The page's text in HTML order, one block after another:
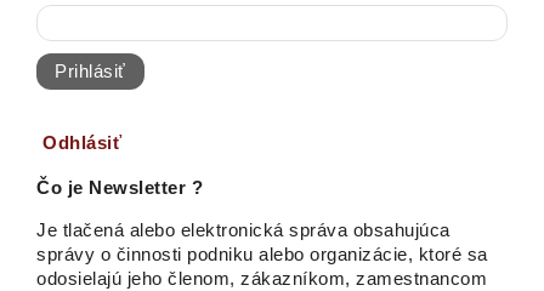
Prihlásiť
Odhlásiť
Čo je Newsletter ?
Je tlačená alebo elektronická správa obsahujúca
správy o činnosti podniku alebo organizácie, ktoré sa
odosielajú jeho členom, zákazníkom, zamestnancom